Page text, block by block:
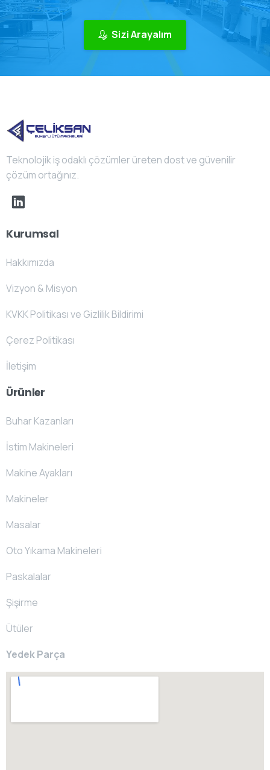
Sizi Arayalım
Teknolojik iş odaklı çözümler üreten dost ve güvenilir
çözüm ortağınız.
Kurumsal
Hakkımızda
Vizyon & Misyon
KVKK Politikası ve Gizlilik Bildirimi
Çerez Politikası
İletişim
Ürünler
Buhar Kazanları
İstim Makineleri
Makine Ayakları
Makineler
Masalar
Oto Yıkama Makineleri
Paskalalar
Şişirme
Ütüler
Yedek Parça